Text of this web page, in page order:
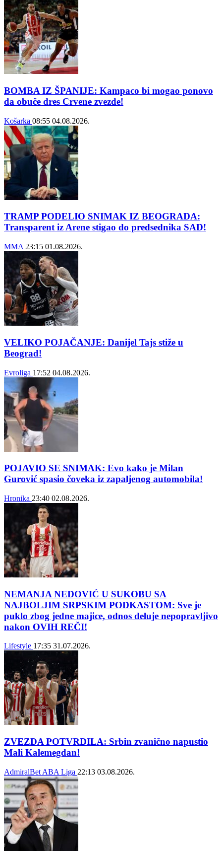
BOMBA IZ ŠPANIJE: Kampaco bi mogao ponovo
da obuče dres Crvene zvezde!
Košarka 08:55 04.08.2026.
TRAMP PODELIO SNIMAK IZ BEOGRADA:
Transparent iz Arene stigao do predsednika SAD!
MMA 23:15 01.08.2026.
VELIKO POJAČANJE: Danijel Tajs stiže u
Beograd!
Evroliga 17:52 04.08.2026.
POJAVIO SE SNIMAK: Evo kako je Milan
Gurović spasio čoveka iz zapaljenog automobila!
Hronika 23:40 02.08.2026.
NEMANJA NEDOVIĆ U SUKOBU SA
NAJBOLJIM SRPSKIM PODKASTOM: Sve je
puklo zbog jedne majice, odnos deluje nepopravljivo
nakon OVIH REČI!
Lifestyle 17:35 31.07.2026.
ZVEZDA POTVRDILA: Srbin zvanično napustio
Mali Kalemegdan!
AdmiralBet ABA Liga 22:13 03.08.2026.